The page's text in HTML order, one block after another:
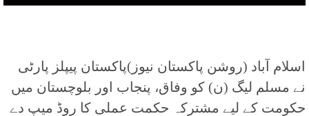
اسلام آباد (روشن پاکستان نیوز)پاکستان پیپلز پارٹی
نے مسلم لیگ (ن) کو وفاق، پنجاب اور بلوچستان میں
حکومت کے لیے مشترکہ حکمت عملی کا روڈ میپ دے